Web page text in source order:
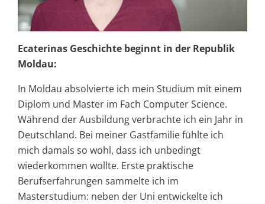
Ecaterinas Geschichte beginnt in der Republik
Moldau:
In Moldau absolvierte ich mein Studium mit einem
Diplom und Master im Fach Computer Science.
Während der Ausbildung verbrachte ich ein Jahr in
Deutschland. Bei meiner Gastfamilie fühlte ich
mich damals so wohl, dass ich unbedingt
wiederkommen wollte. Erste praktische
Berufserfahrungen sammelte ich im
Masterstudium: neben der Uni entwickelte ich